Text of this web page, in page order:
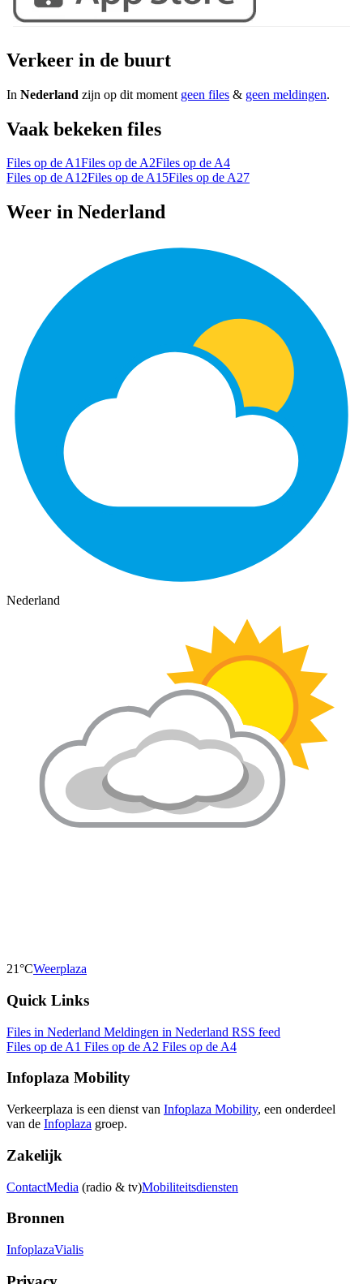
Verkeer in de buurt
In Nederland zijn op dit moment geen files & geen meldingen.
Vaak bekeken files
Files op de A1Files op de A2Files op de A4
Files op de A12Files op de A15Files op de A27
Weer in Nederland
Nederland
21°CWeerplaza
Quick Links
Files in Nederland Meldingen in Nederland RSS feed
Files op de A1 Files op de A2 Files op de A4
Infoplaza Mobility
Verkeerplaza is een dienst van Infoplaza Mobility, een onderdeel
van de Infoplaza groep.
Zakelijk
ContactMedia (radio & tv)Mobiliteitsdiensten
Bronnen
InfoplazaVialis